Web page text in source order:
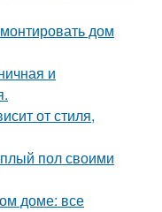
дом
и
от стиля,
пол своими
доме: все